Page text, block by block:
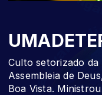
Culto setorizado da
Assembleia de
Boa Vista.